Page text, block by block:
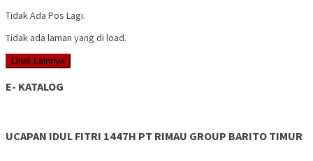
Tidak Ada Pos Lagi.
Tidak ada laman yang di load.
Lihat Lainnya
E- KATALOG
UCAPAN IDUL FITRI 1447H PT RIMAU GROUP BARITO TIMUR